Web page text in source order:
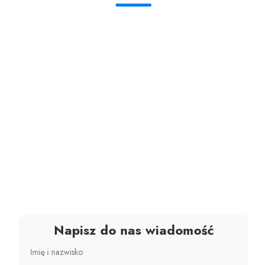
Napisz do nas wiadomość
Imię i nazwisko